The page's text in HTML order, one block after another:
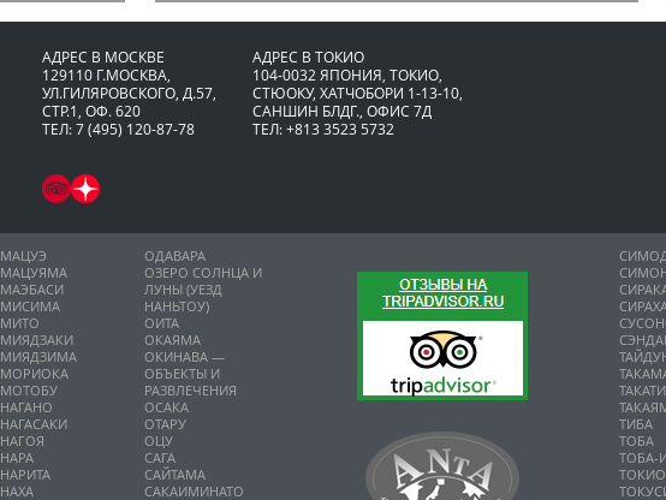
АДРЕС В МОСКВЕ
129110 Г.МОСКВА,
УЛ.ГИЛЯРОВСКОГО, Д.57,
СТР.1, ОФ. 620
ТЕЛ: 7 (495) 120-87-78
АДРЕС В ТОКИО
104-0032 ЯПОНИЯ, ТОКИО,
CТЮОКУ, ХАТЧОБОРИ 1-13-10,
САНШИН БЛДГ., ОФИС 7Д
ТЕЛ: +813 3523 5732
МАЦУЭ
МАЦУЯМА
МАЭБАСИ
МИСИМА
МИТО
МИЯДЗАКИ
МИЯДЗИМА
МОРИОКА
МОТОБУ
НАГАНО
НАГАСАКИ
НАГОЯ
НАРА
НАРИТА
НАХА
ОДАВАРА
ОЗЕРО СОЛНЦА И
ЛУНЫ (УЕЗД
НАНЬТОУ)
ОИТА
ОКАЯМА
ОКИНАВА —
ОБЪЕКТЫ И
РАЗВЛЕЧЕНИЯ
ОСАКА
ОТАРУ
ОЦУ
САГА
САЙТАМА
САКАИМИНАТО
ТИБА
ТОБА
ТОБА-
ТОКИО